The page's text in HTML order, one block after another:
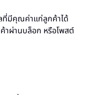
ที่มีคุณค่าแก่ลูกค้าได้
าผ่านบล็อก หรือโพสต์